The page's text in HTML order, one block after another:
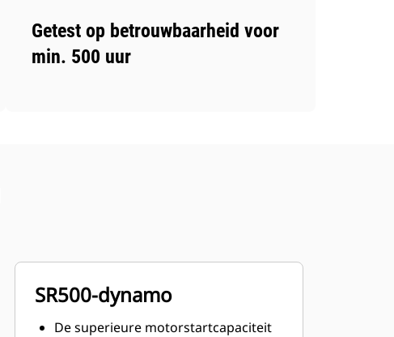
Getest op betrouwbaarheid voor
min. 500 uur
SR500-dynamo
De superieure motorstartcapaciteit